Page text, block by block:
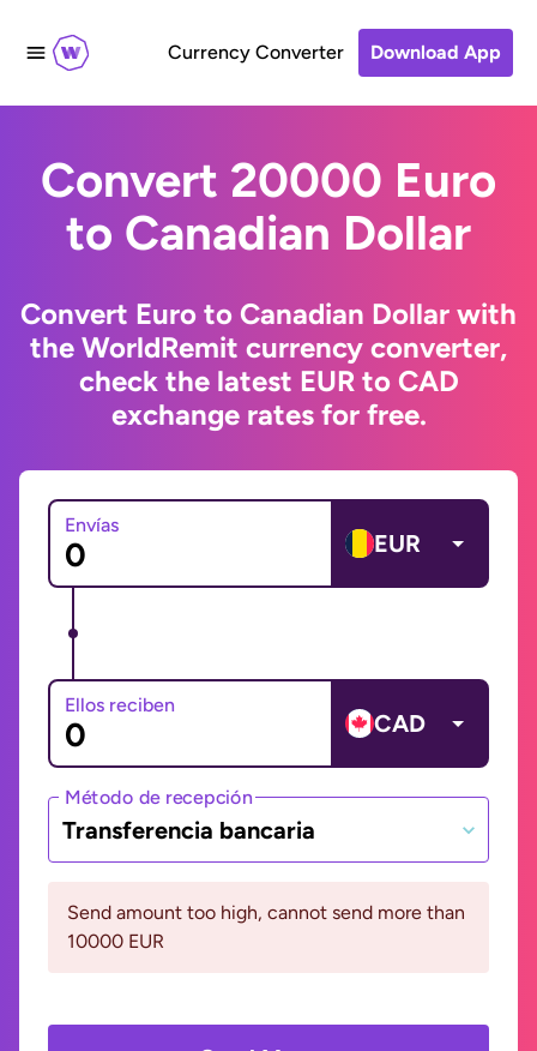
Currency Converter Download App
Convert 20000 Euro
to Canadian Dollar
Convert Euro to Canadian Dollar with
the WorldRemit currency converter,
check the latest EUR to CAD
exchange rates for free.
Envías
EUR
Ellos reciben
CAD
Método de recepción
Transferencia bancaria
Send amount too high, cannot send more than
10000 EUR